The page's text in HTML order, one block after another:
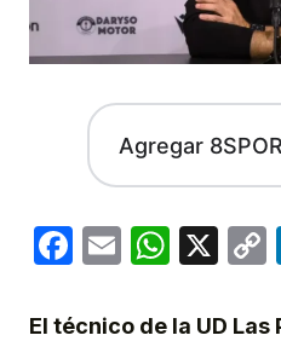
Agregar
Facebook
Email X
El técnico de la UD